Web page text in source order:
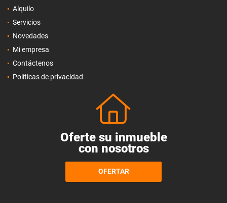
Alquilo
Servicios
Novedades
Mi empresa
Contáctenos
Políticas de privacidad
Oferte su inmueble
con nosotros
OFERTAR